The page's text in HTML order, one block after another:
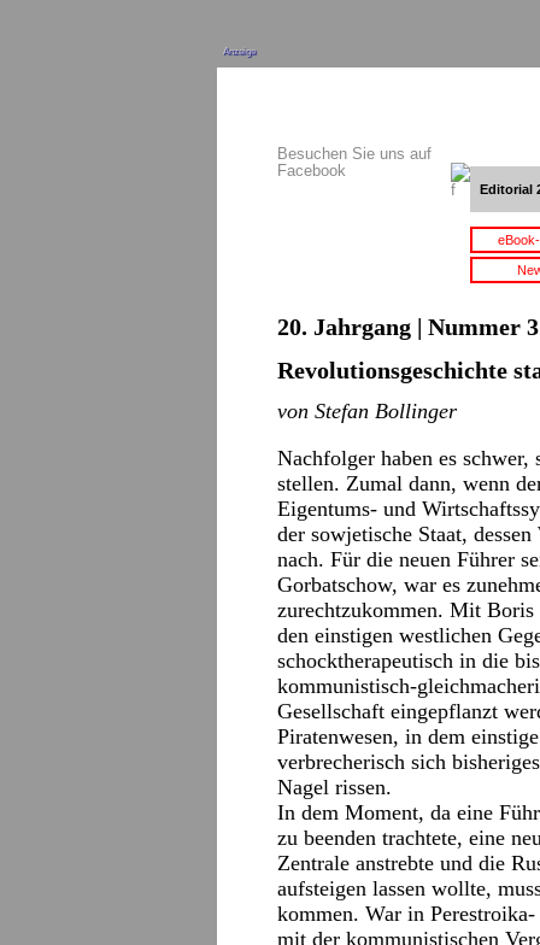
Anzeige
Besuchen Sie uns auf
Facebook
Editorial
20. Jahrgang | Nummer
Revolutionsgeschichte
von Stefan Bollinger
Nachfolger haben es
stellen. Zumal dann, wenn
Eigentums- und
der sowjetische Staat,
nach. Für die neuen Führer
Gorbatschow, war es
zurechtzukommen. Mit
den einstigen westlichen
schocktherapeutisch in die
kommunistisch-
Gesellschaft eingepflanzt
Piratenwesen, in dem
verbrecherisch sich
Nagel rissen.
In dem Moment, da eine
zu beenden trachtete, eine
Zentrale anstrebte und die
aufsteigen lassen wollte,
kommen. War in
mit der kommunistischen